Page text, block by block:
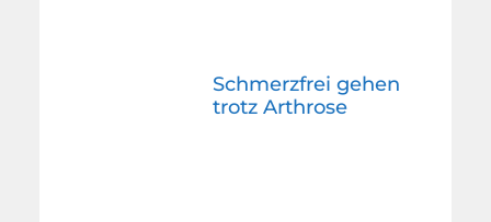
Schmerzfrei gehen
trotz Arthrose